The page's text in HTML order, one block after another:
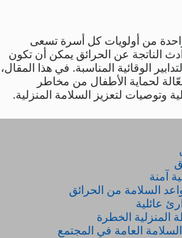
من أولويات كل أسرة تسعى
الناتجة عن الحرائق يمكن أن تكون
الوقائية المناسبة. في هذا المقال،
لحماية الأطفال من مخاطر
وتوصيات لتعزيز السلامة المنزلية.
آمنة
السلامة من الحرائق
عائلية
المنزلية الخطرة
العامة في المجتمع